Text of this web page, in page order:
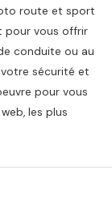
route et sport
pour vous offrir
conduite ou au
sécurité et
pour vous
les plus